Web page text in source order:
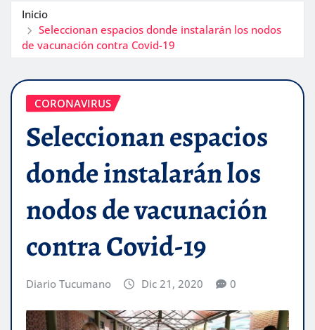
Inicio
Seleccionan espacios donde instalarán los nodos
de vacunación contra Covid-19
CORONAVIRUS
Seleccionan espacios
donde instalarán los
nodos de vacunación
contra Covid-19
Diario Tucumano Dic 21, 2020 0